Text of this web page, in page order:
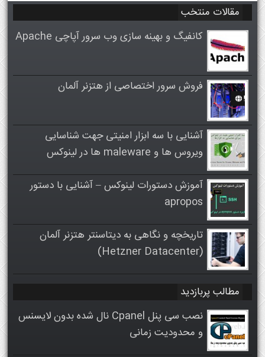
مقالات منتخب
کانفیگ و بهینه سازی وب سرور آپاچی Apache
فروش سرور اختصاصی از هتزنر آلمان
آشنایی با سه ابزار امنیتی جهت شناسایی
ویروس ها و maleware ها در لینوکس
آموزش دستورات لینوکس – آشنایی با دستور
apropos
تاریخچه و نگاهی به دیتاسنتر هتزنر آلمان
(Hetzner Datacenter)
مطالب پربازدید
نصب سی پنل Cpanel نال شده بدون لایسنس
و محدودیت زمانی